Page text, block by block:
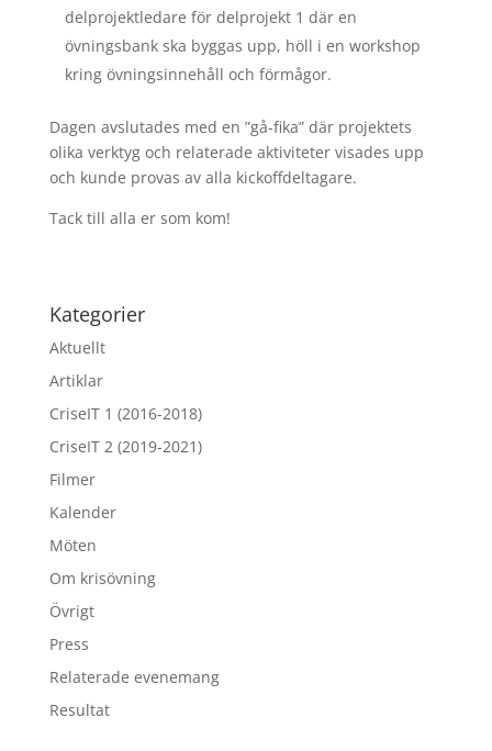
delprojektledare för delprojekt 1 där en
övningsbank ska byggas upp, höll i en workshop
kring övningsinnehåll och förmågor.
Dagen avslutades med en ”gå-fika” där projektets
olika verktyg och relaterade aktiviteter visades upp
och kunde provas av alla kickoffdeltagare.
Tack till alla er som kom!
Kategorier
Aktuellt
Artiklar
CriseIT 1 (2016-2018)
CriseIT 2 (2019-2021)
Filmer
Kalender
Möten
Om krisövning
Övrigt
Press
Relaterade evenemang
Resultat